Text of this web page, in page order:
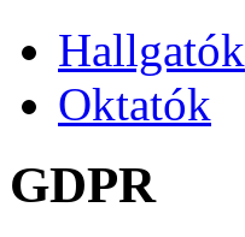
Hallgatók
Oktatók
GDPR